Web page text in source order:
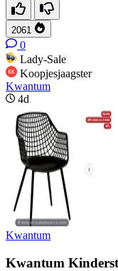
2061
0
Lady-Sale
Koopjesjaagster
Kwantum
4d
Kwantum
Kwantum